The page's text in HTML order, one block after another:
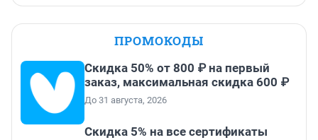
ПРОМОКОДЫ
Скидка 50% от 800 ₽ на первый
заказ, максимальная скидка 600 ₽
До 31 августа, 2026
Скидка 5% на все сертификаты